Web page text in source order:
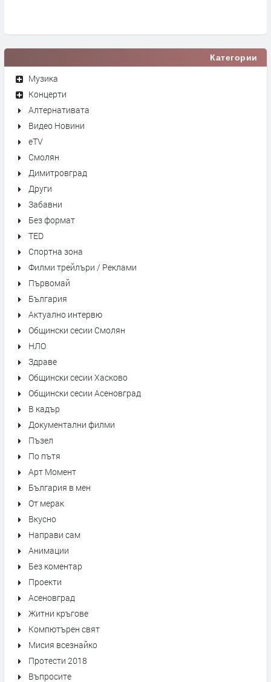
Категории
Музика
Концерти
Алтернативата
Видео Новини
eTV
Смолян
Димитровград
Други
Забавни
Без формат
TED
Спортна зона
Филми трейлъри / Реклами
Първомай
България
Актуално интервю
Общински сесии Смолян
НЛО
Здраве
Общински сесии Хасково
Общински сесии Асеновград
В кадър
Документални филми
Пъзел
По пътя
Арт Момент
България в мен
От мерак
Вкусно
Направи сам
Анимации
Без коментар
Проекти
Асеновград
Житни кръгове
Компютърен свят
Мисия всезнайко
Протести 2018
Въпросите